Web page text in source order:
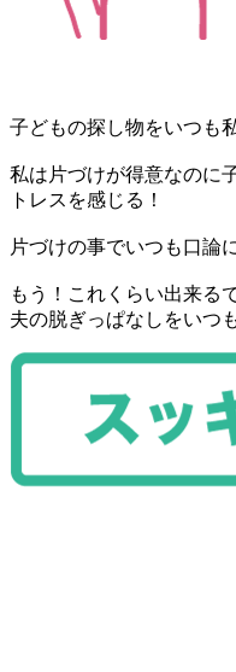
子どもの探し物をいつも
私は片づけが得意なのに
トレスを感じる！
片づけの事でいつも口論
もう！これくらい出来る
夫の脱ぎっぱなしをいつ